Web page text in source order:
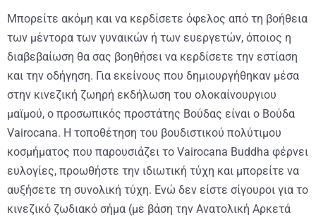
Μπορείτε ακόμη και να κερδίσετε όφελος από τη βοήθεια
των μέντορα των γυναικών ή των ευεργετών, όποιος η
διαβεβαίωση θα σας βοηθήσει να κερδίσετε την εστίαση
και την οδήγηση. Για εκείνους που δημιουργήθηκαν μέσα
στην κινεζική ζωηρή εκδήλωση του ολοκαίνουργιου
μαϊμού, ο προσωπικός προστάτης Βούδας είναι ο Βούδα
Vairocana. Η τοποθέτηση του βουδιστικού πολύτιμου
κοσμήματος που παρουσιάζει το Vairocana Buddha φέρνει
ευλογίες, προωθήστε την ιδιωτική τύχη και μπορείτε να
αυξήσετε τη συνολική τύχη. Ενώ δεν είστε σίγουροι για το
κινεζικό ζωδιακό σήμα (με βάση την Ανατολική Αρκετά